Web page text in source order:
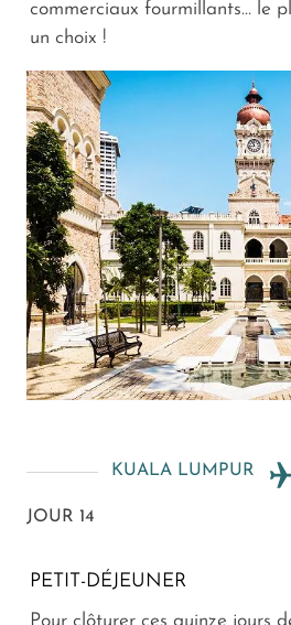
commerciaux fourmillants… le
un choix !
KUALA LUMPUR
JOUR 14
PETIT-DÉJEUNER